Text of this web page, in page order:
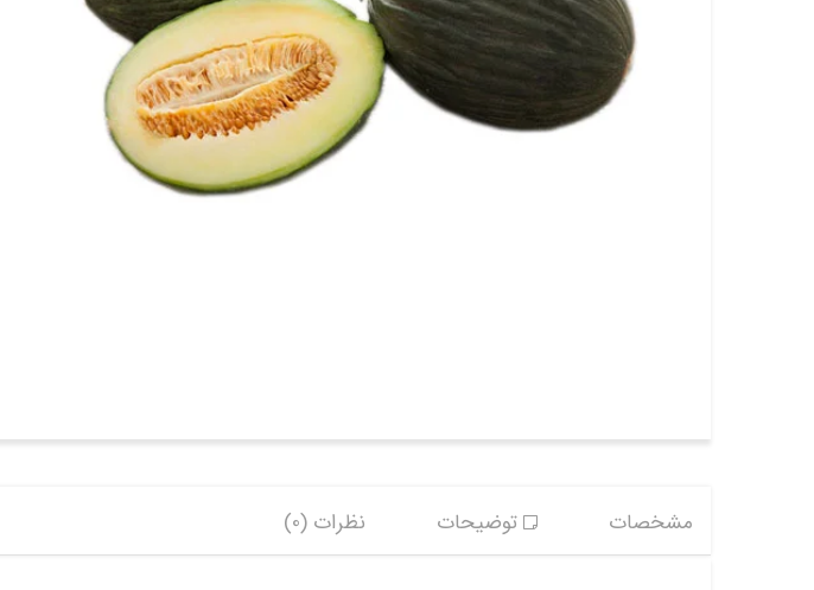
مشخصات توضیحات نظرات (0)